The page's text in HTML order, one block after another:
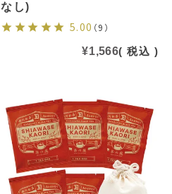
なし)
5.00 （9）
¥1,566 税込